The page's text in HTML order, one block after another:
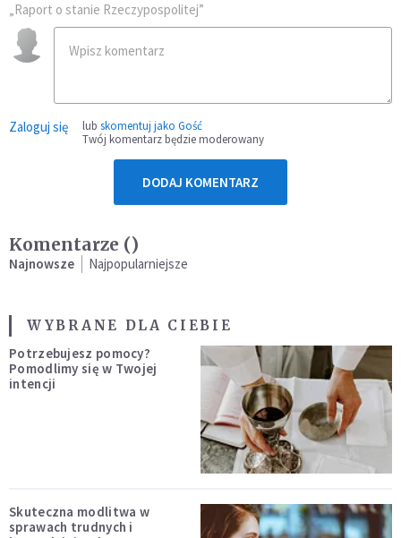
„Raport o stanie Rzeczypospolitej”
Zaloguj się lub skomentuj jako Gość
Twój komentarz będzie moderowany
DODAJ KOMENTARZ
Komentarze ()
Najnowsze Najpopularniejsze
WYBRANE DLA CIEBIE
Potrzebujesz pomocy?
Pomodlimy się w Twojej
intencji
Skuteczna modlitwa w
sprawach trudnych i